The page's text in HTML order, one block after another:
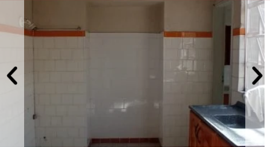
SEU
CONTATO